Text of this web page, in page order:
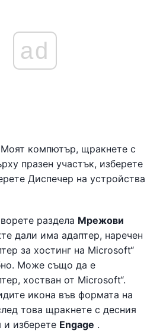
ad
компютър, щракнете с
празен участък, изберете
Диспечер на устройства
раздела Мрежови
дали има адаптер, наречен
за хостинг на Microsoft“
Може също да е
хостван от Microsoft“.
икона във формата на
това щракнете с десния
и изберете Engage .